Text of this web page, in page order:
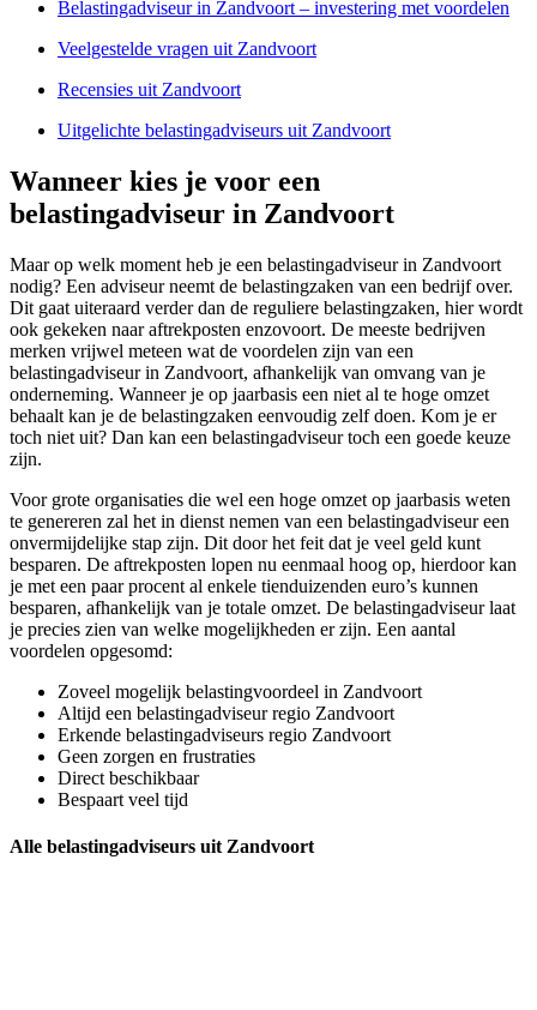
Belastingadviseur in Zandvoort – investering met voordelen
Veelgestelde vragen uit Zandvoort
Recensies uit Zandvoort
Uitgelichte belastingadviseurs uit Zandvoort
Wanneer kies je voor een
belastingadviseur in Zandvoort
Maar op welk moment heb je een belastingadviseur in Zandvoort
nodig? Een adviseur neemt de belastingzaken van een bedrijf over.
Dit gaat uiteraard verder dan de reguliere belastingzaken, hier wordt
ook gekeken naar aftrekposten enzovoort. De meeste bedrijven
merken vrijwel meteen wat de voordelen zijn van een
belastingadviseur in Zandvoort, afhankelijk van omvang van je
onderneming. Wanneer je op jaarbasis een niet al te hoge omzet
behaalt kan je de belastingzaken eenvoudig zelf doen. Kom je er
toch niet uit? Dan kan een belastingadviseur toch een goede keuze
zijn.
Voor grote organisaties die wel een hoge omzet op jaarbasis weten
te genereren zal het in dienst nemen van een belastingadviseur een
onvermijdelijke stap zijn. Dit door het feit dat je veel geld kunt
besparen. De aftrekposten lopen nu eenmaal hoog op, hierdoor kan
je met een paar procent al enkele tienduizenden euro’s kunnen
besparen, afhankelijk van je totale omzet. De belastingadviseur laat
je precies zien van welke mogelijkheden er zijn. Een aantal
voordelen opgesomd:
Zoveel mogelijk belastingvoordeel in Zandvoort
Altijd een belastingadviseur regio Zandvoort
Erkende belastingadviseurs regio Zandvoort
Geen zorgen en frustraties
Direct beschikbaar
Bespaart veel tijd
Alle belastingadviseurs uit Zandvoort